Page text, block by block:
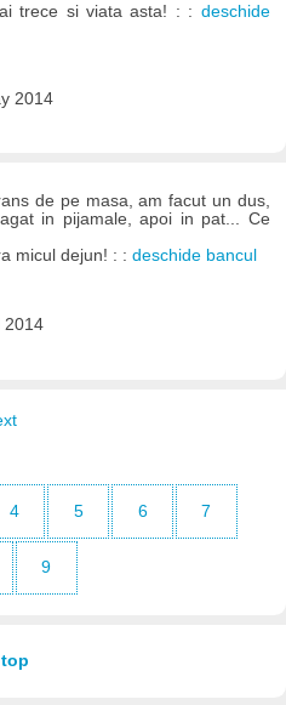
trece si viata asta! : : deschide
2014
de pe masa, am facut un dus,
in pijamale, apoi in pat... Ce
micul dejun! : :deschide bancul
2014
4 5 6 7
9
top